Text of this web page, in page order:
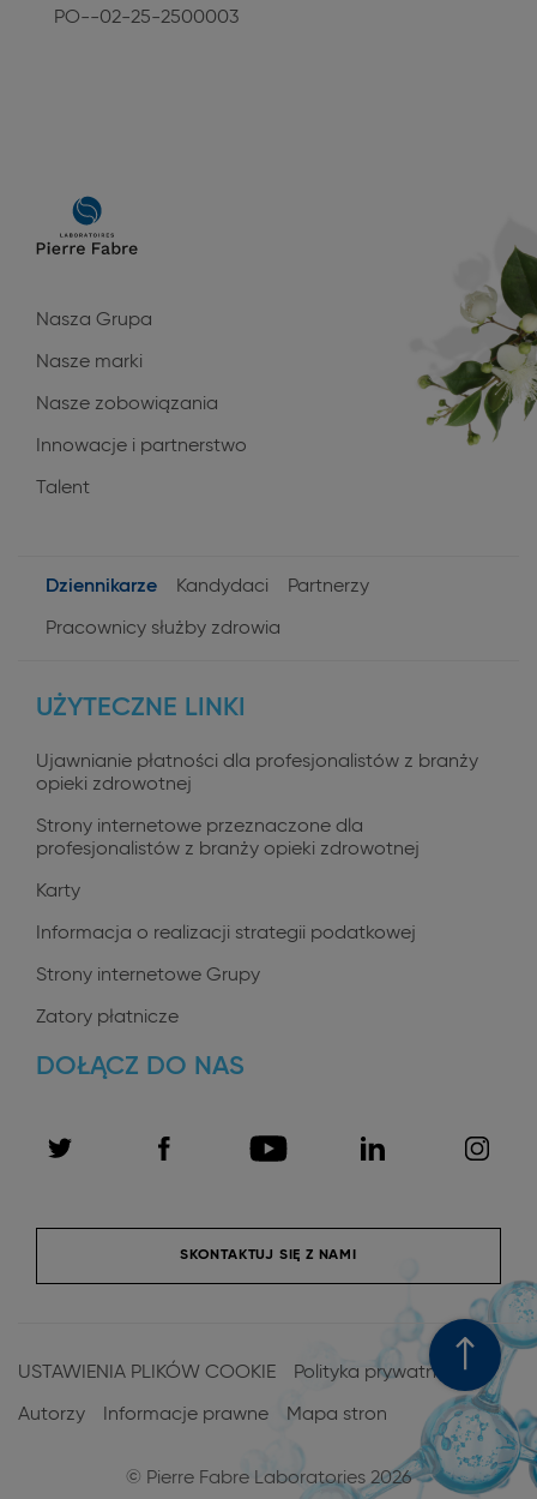
PO--02-25-2500003
Main
navigation
Nasza Grupa
Nasze marki
Nasze zobowiązania
Innowacje i partnerstwo
Talent
User
Dziennikarze Kandydaci Partnerzy
Pracownicy służby zdrowia
UŻYTECZNE LINKI
Ujawnianie płatności dla profesjonalistów z branży
opieki zdrowotnej
Strony internetowe przeznaczone dla
profesjonalistów z branży opieki zdrowotnej
Karty
Informacja o realizacji strategii podatkowej
Strony internetowe Grupy
Zatory płatnicze
DOŁĄCZ DO NAS
SKONTAKTUJ SIĘ Z NAMI
Pied
de
USTAWIENIA PLIKÓW COOKIE Polityka prywatności
Autorzy Informacje prawne Mapa stron
© Pierre Fabre Laboratories 2026